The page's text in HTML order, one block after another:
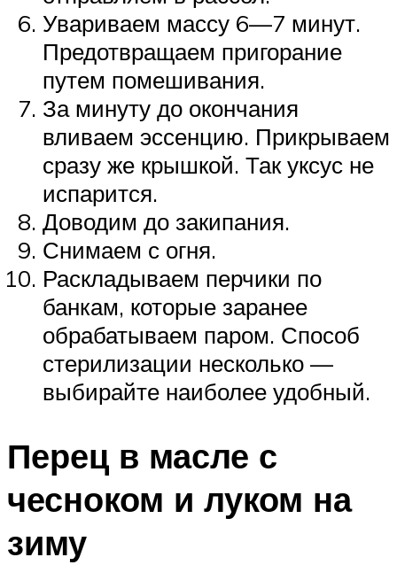
Увариваем массу 6—7 минут.
Предотвращаем пригорание
путем помешивания.
За минуту до окончания
вливаем эссенцию. Прикрываем
сразу же крышкой. Так уксус не
испарится.
Доводим до закипания.
Снимаем с огня.
Раскладываем перчики по
банкам, которые заранее
обрабатываем паром. Способ
стерилизации несколько —
выбирайте наиболее удобный.
Перец в масле с
чесноком и луком на
зиму